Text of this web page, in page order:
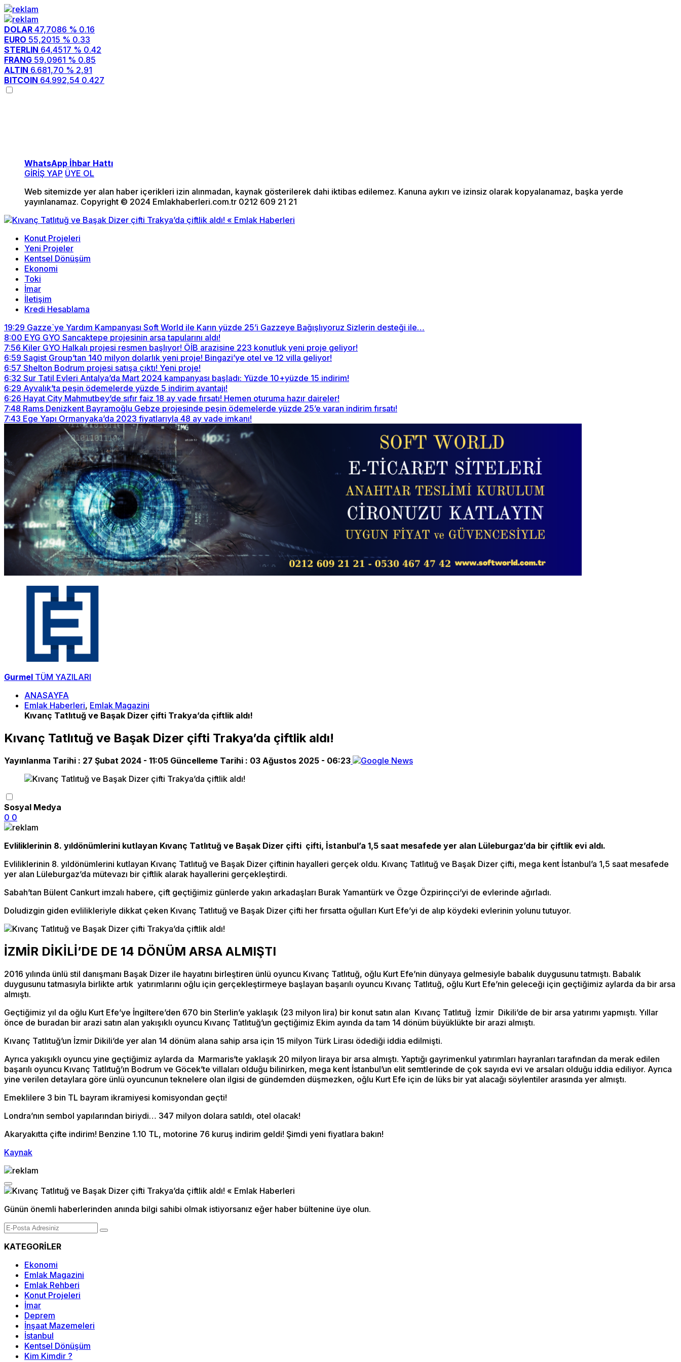
DOLAR 47,7086 % 0.16
EURO 55,2015 % 0.33
STERLIN 64,4517 % 0.42
FRANG 59,0961 % 0.85
ALTIN 6.681,70 % 2,91
BITCOIN 64.992,54 0.427
WhatsApp İhbar Hattı
GİRİŞ YAP ÜYE OL
Web sitemizde yer alan haber içerikleri izin alınmadan, kaynak gösterilerek dahi iktibas edilemez. Kanuna aykırı ve izinsiz olarak kopyalanamaz, başka yerde
yayınlanamaz. Copyright © 2024 Emlakhaberleri.com.tr 0212 609 21 21
Konut Projeleri
Yeni Projeler
Kentsel Dönüşüm
Ekonomi
Toki
İmar
İletişim
Kredi Hesablama
19:29 Gazze`ye Yardım Kampanyası Soft World ile Karın yüzde 25’i Gazzeye Bağışlıyoruz Sizlerin desteği ile…
8:00 EYG GYO Sancaktepe projesinin arsa tapularını aldı!
7:56 Kiler GYO Halkalı projesi resmen başlıyor! ÖİB arazisine 223 konutluk yeni proje geliyor!
6:59 Sagist Group’tan 140 milyon dolarlık yeni proje! Bingazi’ye otel ve 12 villa geliyor!
6:57 Shelton Bodrum projesi satışa çıktı! Yeni proje!
6:32 Sur Tatil Evleri Antalya’da Mart 2024 kampanyası başladı: Yüzde 10+yüzde 15 indirim!
6:29 Ayvalık’ta peşin ödemelerde yüzde 5 indirim avantajı!
6:26 Hayat City Mahmutbey’de sıfır faiz 18 ay vade fırsatı! Hemen oturuma hazır daireler!
7:48 Rams Denizkent Bayramoğlu Gebze projesinde peşin ödemelerde yüzde 25’e varan indirim fırsatı!
7:43 Ege Yapı Ormanyaka’da 2023 fiyatlarıyla 48 ay vade imkanı!
Gurmel TÜM YAZILARI
ANASAYFA
Emlak Haberleri, Emlak Magazini
Kıvanç Tatlıtuğ ve Başak Dizer çifti Trakya’da çiftlik aldı!
Kıvanç Tatlıtuğ ve Başak Dizer çifti Trakya’da çiftlik aldı!
Yayınlanma Tarihi : 27 Şubat 2024 - 11:05 Güncelleme Tarihi : 03 Ağustos 2025 - 06:23
Sosyal Medya
0 0
Evliliklerinin 8. yıldönümlerini kutlayan Kıvanç Tatlıtuğ ve Başak Dizer çifti çifti, İstanbul’a 1,5 saat mesafede yer alan Lüleburgaz’da bir çiftlik evi aldı.
Evliliklerinin 8. yıldönümlerini kutlayan Kıvanç Tatlıtuğ ve Başak Dizer çiftinin hayalleri gerçek oldu. Kıvanç Tatlıtuğ ve Başak Dizer çifti, mega kent İstanbul’a 1,5 saat mesafede
yer alan Lüleburgaz’da mütevazı bir çiftlik alarak hayallerini gerçekleştirdi.
Sabah’tan Bülent Cankurt imzalı habere, çift geçtiğimiz günlerde yakın arkadaşları Burak Yamantürk ve Özge Özpirinçci’yi de evlerinde ağırladı.
Doludizgin giden evlilikleriyle dikkat çeken Kıvanç Tatlıtuğ ve Başak Dizer çifti her fırsatta oğulları Kurt Efe’yi de alıp köydeki evlerinin yolunu tutuyor.
İZMİR DİKİLİ’DE DE 14 DÖNÜM ARSA ALMIŞTI
2016 yılında ünlü stil danışmanı Başak Dizer ile hayatını birleştiren ünlü oyuncu Kıvanç Tatlıtuğ, oğlu Kurt Efe’nin dünyaya gelmesiyle babalık duygusunu tatmıştı. Babalık
duygusunu tatmasıyla birlikte artık yatırımlarını oğlu için gerçekleştirmeye başlayan başarılı oyuncu Kıvanç Tatlıtuğ, oğlu Kurt Efe’nin geleceği için geçtiğimiz aylarda da bir arsa
almıştı.
Geçtiğimiz yıl da oğlu Kurt Efe’ye İngiltere’den 670 bin Sterlin’e yaklaşık (23 milyon lira) bir konut satın alan Kıvanç Tatlıtuğ İzmir Dikili’de de bir arsa yatırımı yapmıştı. Yıllar
önce de buradan bir arazi satın alan yakışıklı oyuncu Kıvanç Tatlıtuğ’un geçtiğimiz Ekim ayında da tam 14 dönüm büyüklükte bir arazi almıştı.
Kıvanç Tatlıtuğ’un İzmir Dikili’de yer alan 14 dönüm alana sahip arsa için 15 milyon Türk Lirası ödediği iddia edilmişti.
Ayrıca yakışıklı oyuncu yine geçtiğimiz aylarda da Marmaris’te yaklaşık 20 milyon liraya bir arsa almıştı. Yaptığı gayrimenkul yatırımları hayranları tarafından da merak edilen
başarılı oyuncu Kıvanç Tatlıtuğ’ın Bodrum ve Göcek’te villaları olduğu bilinirken, mega kent İstanbul’un elit semtlerinde de çok sayıda evi ve arsaları olduğu iddia ediliyor. Ayrıca
yine verilen detaylara göre ünlü oyuncunun teknelere olan ilgisi de gündemden düşmezken, oğlu Kurt Efe için de lüks bir yat alacağı söylentiler arasında yer almıştı.
Emeklilere 3 bin TL bayram ikramiyesi komisyondan geçti!
Londra’nın sembol yapılarından biriydi… 347 milyon dolara satıldı, otel olacak!
Akaryakıtta çifte indirim! Benzine 1.10 TL, motorine 76 kuruş indirim geldi! Şimdi yeni fiyatlara bakın!
Kaynak
Günün önemli haberlerinden anında bilgi sahibi olmak istiyorsanız eğer haber bültenine üye olun.
KATEGORİLER
Ekonomi
Emlak Magazini
Emlak Rehberi
Konut Projeleri
İmar
Deprem
İnşaat Mazemeleri
İstanbul
Kentsel Dönüşüm
Kim Kimdir ?